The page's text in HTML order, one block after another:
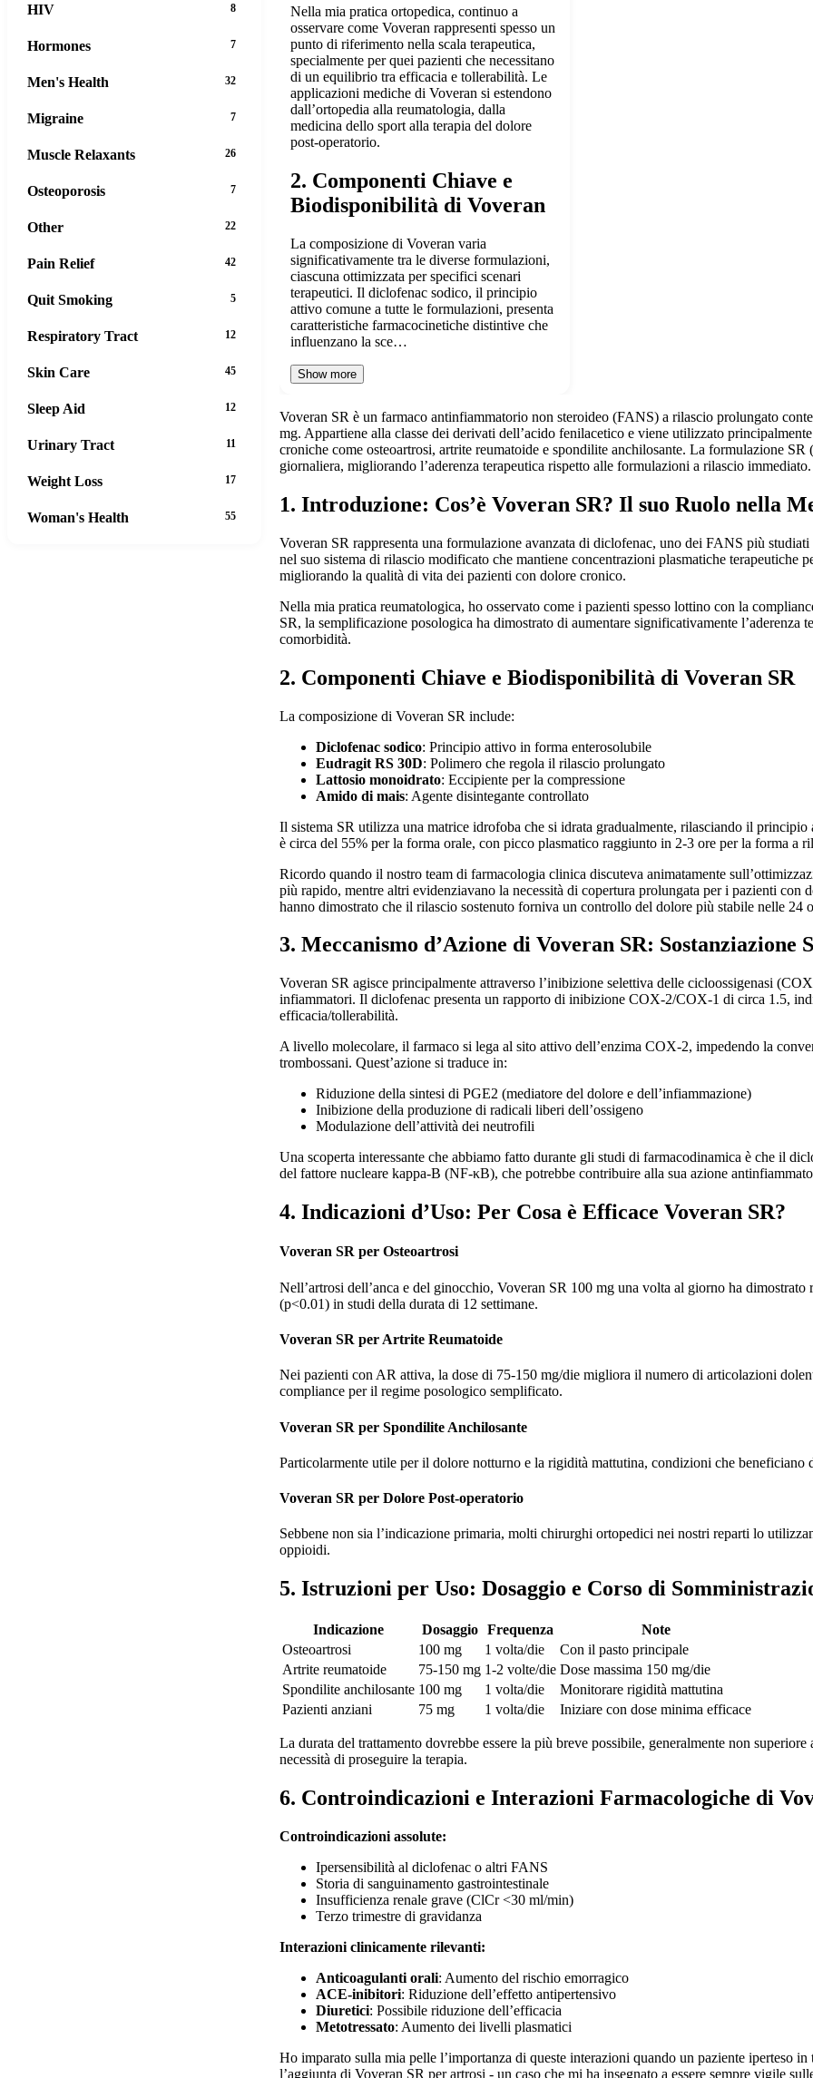
Nella mia pratica ortopedica, continuo a
osservare come Voveran rappresenti spesso un
punto di riferimento nella scala terapeutica,
specialmente per quei pazienti che necessitano
di un equilibrio tra efficacia e tollerabilità. Le
applicazioni mediche di Voveran si estendono
dall’ortopedia alla reumatologia, dalla
medicina dello sport alla terapia del dolore
post-operatorio.
2. Componenti Chiave e
Biodisponibilità di Voveran
La composizione di Voveran varia
significativamente tra le diverse formulazioni,
ciascuna ottimizzata per specifici scenari
terapeutici. Il diclofenac sodico, il principio
attivo comune a tutte le formulazioni, presenta
caratteristiche farmacocinetiche distintive che
influenzano la sce…
Show more
Voveran SR è un farmaco antinfiammatorio non steroideo (FANS) a rilascio prolungato
mg. Appartiene alla classe dei derivati dell’acido fenilacetico e viene utilizzato
croniche come osteoartrosi, artrite reumatoide e spondilite anchilosante. La formulazione
giornaliera, migliorando l’aderenza terapeutica rispetto alle formulazioni a rilascio immediato.
1. Introduzione: Cos’è Voveran SR? Il suo Ruolo nella
Voveran SR rappresenta una formulazione avanzata di diclofenac, uno dei FANS più
nel suo sistema di rilascio modificato che mantiene concentrazioni plasmatiche terapeutiche
migliorando la qualità di vita dei pazienti con dolore cronico.
Nella mia pratica reumatologica, ho osservato come i pazienti spesso lottino con la
SR, la semplificazione posologica ha dimostrato di aumentare significativamente l’aderenza
comorbidità.
2. Componenti Chiave e Biodisponibilità di Voveran SR
La composizione di Voveran SR include:
Diclofenac sodico: Principio attivo in forma enterosolubile
Eudragit RS 30D: Polimero che regola il rilascio prolungato
Lattosio monoidrato: Eccipiente per la compressione
Amido di mais: Agente disintegante controllato
Il sistema SR utilizza una matrice idrofoba che si idrata gradualmente, rilasciando il
è circa del 55% per la forma orale, con picco plasmatico raggiunto in 2-3 ore per la forma a
Ricordo quando il nostro team di farmacologia clinica discuteva animatamente
più rapido, mentre altri evidenziavano la necessità di copertura prolungata per i pazienti
hanno dimostrato che il rilascio sostenuto forniva un controllo del dolore più stabile nelle 24
3. Meccanismo d’Azione di Voveran SR: Sostanziazione
Voveran SR agisce principalmente attraverso l’inibizione selettiva delle cicloossigenasi
infiammatori. Il diclofenac presenta un rapporto di inibizione COX-2/COX-1 di circa 1.5,
efficacia/tollerabilità.
A livello molecolare, il farmaco si lega al sito attivo dell’enzima COX-2, impedendo la
trombossani. Quest’azione si traduce in:
Riduzione della sintesi di PGE2 (mediatore del dolore e dell’infiammazione)
Inibizione della produzione di radicali liberi dell’ossigeno
Modulazione dell’attività dei neutrofili
Una scoperta interessante che abbiamo fatto durante gli studi di farmacodinamica è che il
del fattore nucleare kappa-B (NF-κB), che potrebbe contribuire alla sua azione
4. Indicazioni d’Uso: Per Cosa è Efficace Voveran SR?
Voveran SR per Osteoartrosi
Nell’artrosi dell’anca e del ginocchio, Voveran SR 100 mg una volta al giorno ha
(p<0.01) in studi della durata di 12 settimane.
Voveran SR per Artrite Reumatoide
Nei pazienti con AR attiva, la dose di 75-150 mg/die migliora il numero di articolazioni
compliance per il regime posologico semplificato.
Voveran SR per Spondilite Anchilosante
Particolarmente utile per il dolore notturno e la rigidità mattutina, condizioni che
Voveran SR per Dolore Post-operatorio
Sebbene non sia l’indicazione primaria, molti chirurghi ortopedici nei nostri reparti lo
oppioidi.
5. Istruzioni per Uso: Dosaggio e Corso di
Indicazione Dosaggio Frequenza
Note
Osteoartrosi
100 mg 1 volta/die
Con il pasto principale
Artrite reumatoide
75-150 mg 1-2 volte/die Dose massima 150 mg/die
Spondilite anchilosante 100 mg 1 volta/die
Monitorare rigidità mattutina
Pazienti anziani
75 mg 1 volta/die Iniziare con dose minima efficace
La durata del trattamento dovrebbe essere la più breve possibile, generalmente non
necessità di proseguire la terapia.
6. Controindicazioni e Interazioni Farmacologiche di
Controindicazioni assolute:
Ipersensibilità al diclofenac o altri FANS
Storia di sanguinamento gastrointestinale
Insufficienza renale grave (ClCr <30 ml/min)
Terzo trimestre di gravidanza
Interazioni clinicamente rilevanti:
Anticoagulanti orali: Aumento del rischio emorragico
ACE-inibitori: Riduzione dell’effetto antipertensivo
Diuretici: Possibile riduzione dell’efficacia
Metotressato: Aumento dei livelli plasmatici
Ho imparato sulla mia pelle l’importanza di queste interazioni quando un paziente iperteso
l’aggiunta di Voveran SR per artrosi - un caso che mi ha insegnato a essere sempre vigile
HIV 8
Hormones 7
Men's Health 32
Migraine 7
Muscle Relaxants 26
Osteoporosis 7
Other 22
Pain Relief 42
Quit Smoking 5
Respiratory Tract 12
Skin Care 45
Sleep Aid 12
Urinary Tract 11
Weight Loss 17
Woman's Health 55